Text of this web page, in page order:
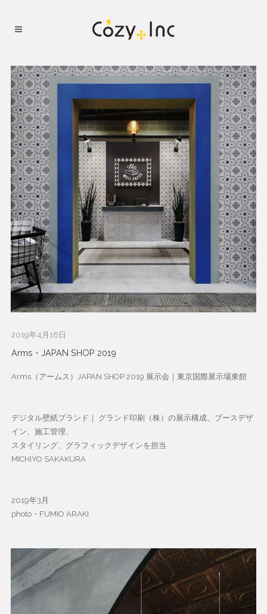
2019年4月16日
Arms・JAPAN SHOP 2019
Arms（アームス）JAPAN SHOP 2019 展示会｜東京国際展示場東館
デジタル壁紙ブランド｜ グランド印刷（株）の展示構成、ブースデザ
イン、施工管理、
スタイリング、グラフィックデザインを担当
MICHIYO SAKAKURA
2019年3月
photo・FUMIO ARAKI